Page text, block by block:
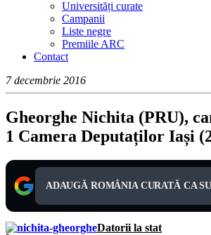
Universități curate
Campanii
Liste negre
Premiile ARC
Contact
7 decembrie 2016
Gheorghe Nichita (PRU),
1 Camera Deputaților Iași
ADAUGĂ ROMÂNIA CURATĂ CA
Datorii la stat